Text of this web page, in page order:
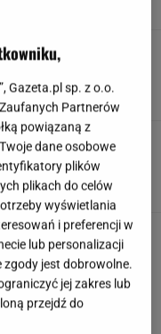
trafiło do
zaprasza
Gazeta.pl sp. z o.o.
Partnerów
powiązaną z
dane osobowe
plików
plikach do celów
wyświetlania
i preferencji w
lub personalizacji
jest dobrowolne.
jej zakres lub
przejdź do